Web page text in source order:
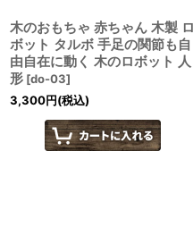
木のおもちゃ 赤ちゃん 木製 ロ
ボット タルボ 手足の関節も自
由自在に動く 木のロボット 人
形 [do-03]
3,300円(税込)